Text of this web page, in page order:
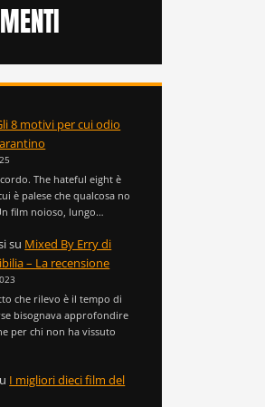
8 motivi per cui odio
The hateful eight è
è palese che qualcosa no
film noioso, lungo…
su Mixed By Erry di
– La recensione
che rilevo è il tempo di
bisognava approfondire
per chi non ha vissuto
I migliori dieci film del